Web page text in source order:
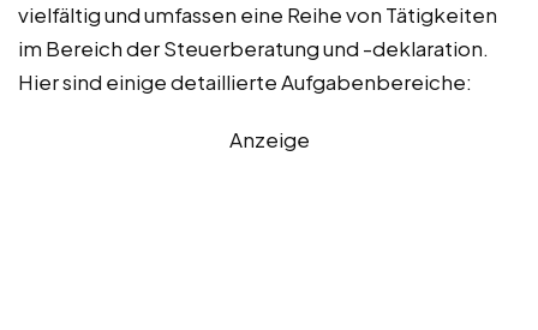
vielfältig und umfassen eine Reihe von Tätigkeiten
im Bereich der Steuerberatung und -deklaration.
Hier sind einige detaillierte Aufgabenbereiche:
Anzeige